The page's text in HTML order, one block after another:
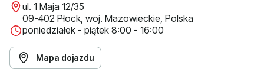
ul. 1 Maja 12/35
09-402 Płock, woj. Mazowieckie, Polska
poniedziałek - piątek 8:00 - 16:00
Mapa dojazdu